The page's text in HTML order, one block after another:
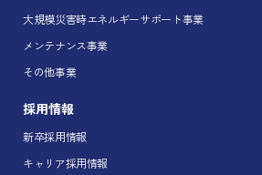
大規模災害時エネルギーサポート事業
メンテナンス事業
その他事業
採用情報
新卒採用情報
キャリア採用情報